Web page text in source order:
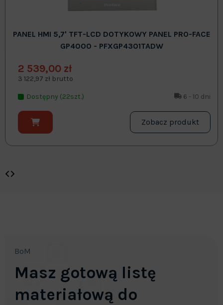
PANEL HMI 5,7' TFT-LCD DOTYKOWY PANEL PRO-FACE
GP4000 - PFXGP4301TADW
2 539,00 zł
3 122,97 zł brutto
Dostępny (22szt.) 6 - 10 dni
Zobacz produkt
BoM
Masz gotową listę
materiałową do